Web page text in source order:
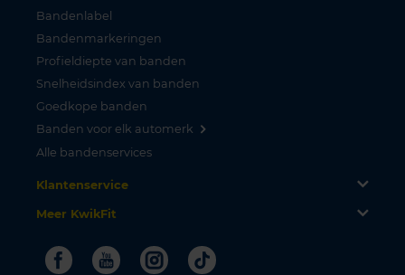
Bandenlabel
Bandenmarkeringen
Profieldiepte van banden
Snelheidsindex van banden
Goedkope banden
Banden voor elk automerk
Alle bandenservices
Klantenservice
Meer KwikFit
FacebookYoutubeInstagram
Tiktok